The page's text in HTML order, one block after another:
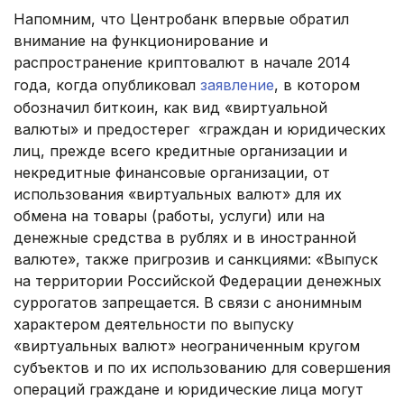
Напомним, что Центробанк впервые обратил
внимание на функционирование и
распространение криптовалют в начале 2014
года, когда опубликовал заявление, в котором
обозначил биткоин, как вид «виртуальной
валюты» и предостерег «граждан и юридических
лиц, прежде всего кредитные организации и
некредитные финансовые организации, от
использования «виртуальных валют» для их
обмена на товары (работы, услуги) или на
денежные средства в рублях и в иностранной
валюте», также пригрозив и санкциями: «Выпуск
на территории Российской Федерации денежных
суррогатов запрещается. В связи с анонимным
характером деятельности по выпуску
«виртуальных валют» неограниченным кругом
субъектов и по их использованию для совершения
операций граждане и юридические лица могут